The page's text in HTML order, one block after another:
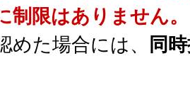
制限はありません。
めた場合には、
同